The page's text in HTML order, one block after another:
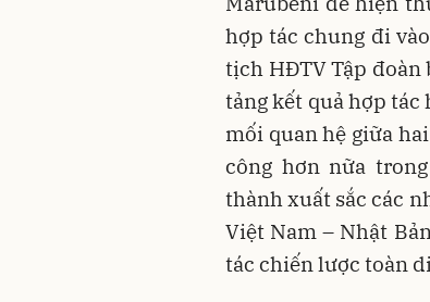
hợp tác chung đi
tịch HĐTV Tập đoàn
tảng kết quả hợp tác
mối quan hệ giữa
công hơn nữa
thành xuất sắc các
Việt Nam – Nhật
tác chiến lược toàn